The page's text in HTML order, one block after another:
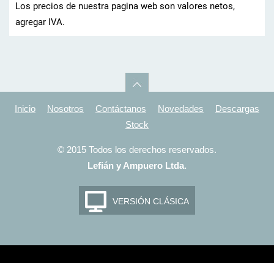
Los precios de nuestra pagina web son valores netos,
agregar IVA.
Inicio Nosotros Contáctanos Novedades
Descargas
Stock
© 2015 Todos los derechos reservados.
Lefián y Ampuero Ltda.
VERSIÓN CLÁSICA